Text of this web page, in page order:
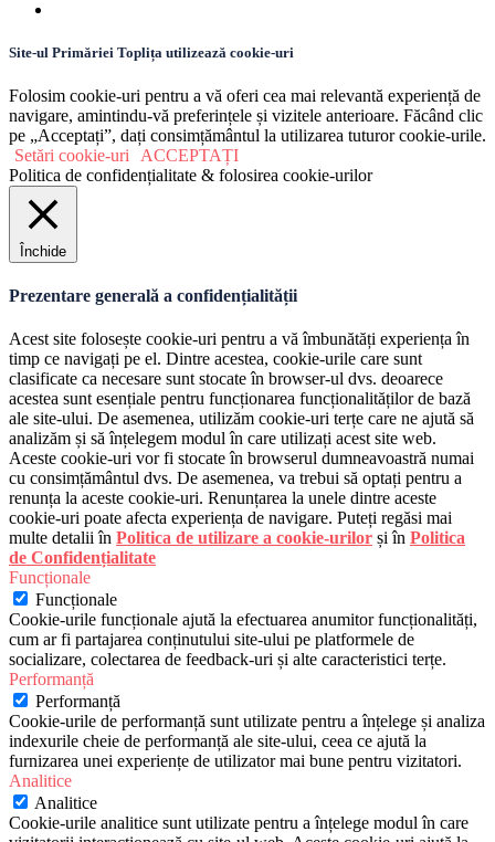
Site-ul Primăriei Toplița utilizează cookie-uri
Folosim cookie-uri pentru a vă oferi cea mai relevantă experiență de
navigare, amintindu-vă preferințele și vizitele anterioare. Făcând clic
pe „Acceptați”, dați consimțământul la utilizarea tuturor cookie-urile.
Setări cookie-uri
ACCEPTAȚI
Politica de confidențialitate & folosirea cookie-urilor
Închide
Prezentare generală a confidențialității
Acest site folosește cookie-uri pentru a vă îmbunătăți experiența în
timp ce navigați pe el. Dintre acestea, cookie-urile care sunt
clasificate ca necesare sunt stocate în browser-ul dvs. deoarece
acestea sunt esențiale pentru funcționarea funcționalităților de bază
ale site-ului. De asemenea, utilizăm cookie-uri terțe care ne ajută să
analizăm și să înțelegem modul în care utilizați acest site web.
Aceste cookie-uri vor fi stocate în browserul dumneavoastră numai
cu consimțământul dvs. De asemenea, va trebui să optați pentru a
renunța la aceste cookie-uri. Renunțarea la unele dintre aceste
cookie-uri poate afecta experiența de navigare. Puteți regăsi mai
multe detalii în Politica de utilizare a cookie-urilor și în Politica
de Confidențialitate
Funcționale
Funcționale
Cookie-urile funcționale ajută la efectuarea anumitor funcționalități,
cum ar fi partajarea conținutului site-ului pe platformele de
socializare, colectarea de feedback-uri și alte caracteristici terțe.
Performanță
Performanță
Cookie-urile de performanță sunt utilizate pentru a înțelege și analiza
indexurile cheie de performanță ale site-ului, ceea ce ajută la
furnizarea unei experiențe de utilizator mai bune pentru vizitatori.
Analitice
Analitice
Cookie-urile analitice sunt utilizate pentru a înțelege modul în care